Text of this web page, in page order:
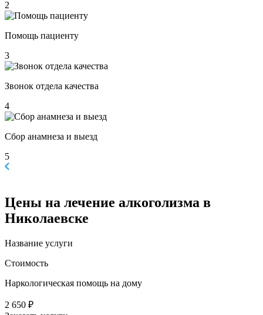
2
Помощь пациенту
3
Звонок отдела качества
4
Сбор анамнеза и выезд
5
Цены на лечение алкоголизма в
Николаевске
Название услуги
Стоимость
Наркологическая помощь на дому
2 650 ₽